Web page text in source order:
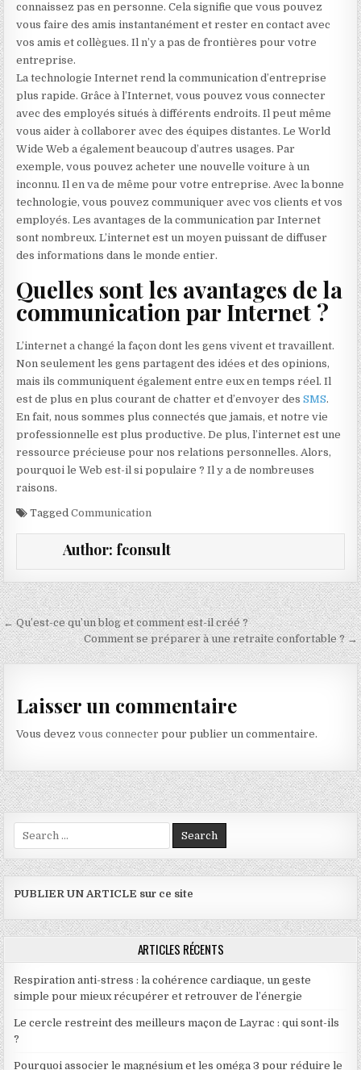
connaissez pas en personne. Cela signifie que vous pouvez
vous faire des amis instantanément et rester en contact avec
vos amis et collègues. Il n’y a pas de frontières pour votre
entreprise.
La technologie Internet rend la communication d’entreprise
plus rapide. Grâce à l’Internet, vous pouvez vous connecter
avec des employés situés à différents endroits. Il peut même
vous aider à collaborer avec des équipes distantes. Le World
Wide Web a également beaucoup d’autres usages. Par
exemple, vous pouvez acheter une nouvelle voiture à un
inconnu. Il en va de même pour votre entreprise. Avec la bonne
technologie, vous pouvez communiquer avec vos clients et vos
employés. Les avantages de la communication par Internet
sont nombreux. L’internet est un moyen puissant de diffuser
des informations dans le monde entier.
Quelles sont les avantages de la
communication par Internet ?
L’internet a changé la façon dont les gens vivent et travaillent.
Non seulement les gens partagent des idées et des opinions,
mais ils communiquent également entre eux en temps réel. Il
est de plus en plus courant de chatter et d’envoyer desSMS.
En fait, nous sommes plus connectés que jamais, et notre vie
professionnelle est plus productive. De plus, l’internet est une
ressource précieuse pour nos relations personnelles. Alors,
pourquoi le Web est-il si populaire ? Il y a de nombreuses
raisons.
TaggedCommunication
Author: fconsult
Navigation de l’article
← Qu’est-ce qu’un blog et comment est-il créé ?
Comment se préparer à une retraite confortable ? →
Laisser un commentaire
Vous devezvous connecter pour publier un commentaire.
Search for:
PUBLIER UN ARTICLE sur ce site
ARTICLES RÉCENTS
Respiration anti-stress : la cohérence cardiaque, un geste
simple pour mieux récupérer et retrouver de l’énergie
Le cercle restreint des meilleurs maçon de Layrac : qui sont-ils
?
Pourquoi associer le magnésium et les oméga 3 pour réduire le